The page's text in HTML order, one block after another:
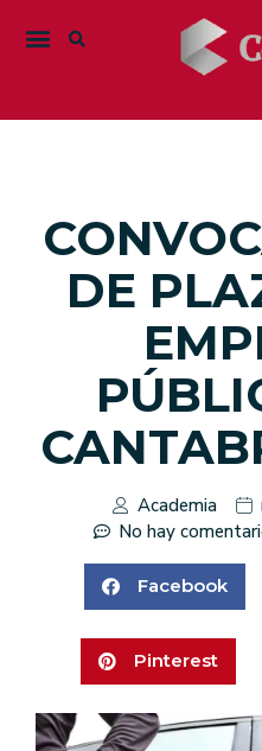
DE
Academia
No hay
Facebook
Pinterest